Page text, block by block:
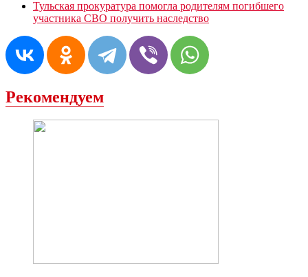
Тульская прокуратура помогла родителям погибшего
участника СВО получить наследство
Рекомендуем